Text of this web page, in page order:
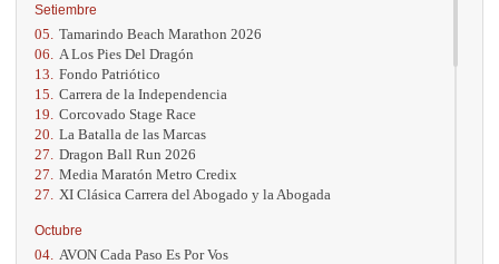
Setiembre
05. Tamarindo Beach Marathon 2026
06.
A Los Pies Del Dragón
13. Fondo Patriótico
15. Carrera de la Independencia
19. Corcovado Stage Race
20. La Batalla de las Marcas
27. Dragon Ball Run 2026
27. Media Maratón Metro Credix
27.
XI Clásica Carrera del Abogado y la Abogada
Octubre
04. AVON Cada Paso Es Por Vos